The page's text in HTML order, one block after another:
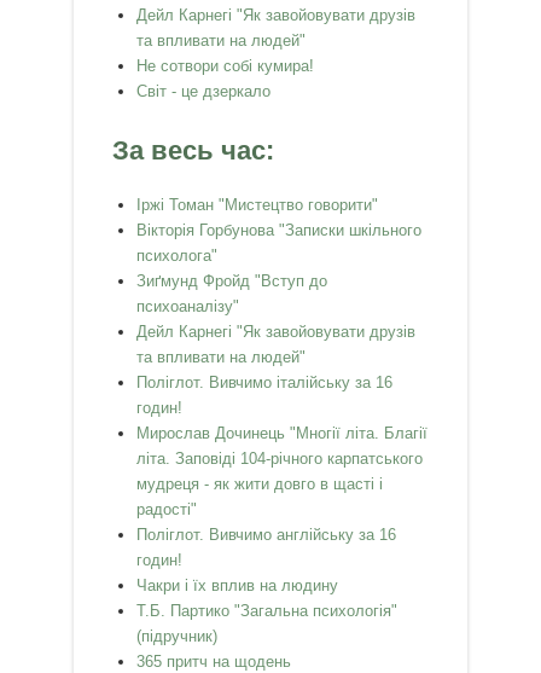
Дейл Карнегі "Як завойовувати друзів
та впливати на людей"
Не сотвори собі кумира!
Світ - це дзеркало
За весь час:
Іржі Томан "Мистецтво говорити"
Вікторія Горбунова "Записки шкільного
психолога"
Зиґмунд Фройд "Вступ до
психоаналізу"
Дейл Карнегі "Як завойовувати друзів
та впливати на людей"
Поліглот. Вивчимо італійську за 16
годин!
Мирослав Дочинець "Многії літа. Благії
літа. Заповіді 104-річного карпатського
мудреця - як жити довго в щасті і
радості"
Поліглот. Вивчимо англійську за 16
годин!
Чакри і їх вплив на людину
Т.Б. Партико "Загальна психологія"
(підручник)
365 притч на щодень